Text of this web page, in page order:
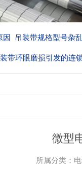
因 吊装带规格型号杂
带环眼磨损引发的连
微型
所属分类：